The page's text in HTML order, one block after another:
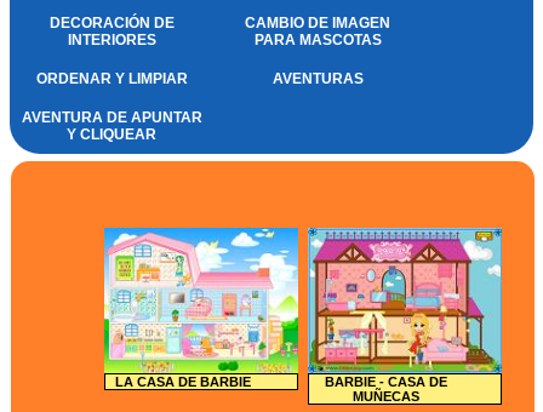
DECORACIÓN DE
INTERIORES
CAMBIO DE IMAGEN
PARA MASCOTAS
ORDENAR Y LIMPIAR AVENTURAS
AVENTURA DE APUNTAR
Y CLIQUEAR
LA CASA DE BARBIE
BARBIE - CASA DE
MUÑECAS